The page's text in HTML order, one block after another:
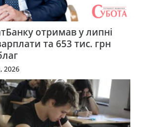
отримав у липні
та 653 тис. грн
2026